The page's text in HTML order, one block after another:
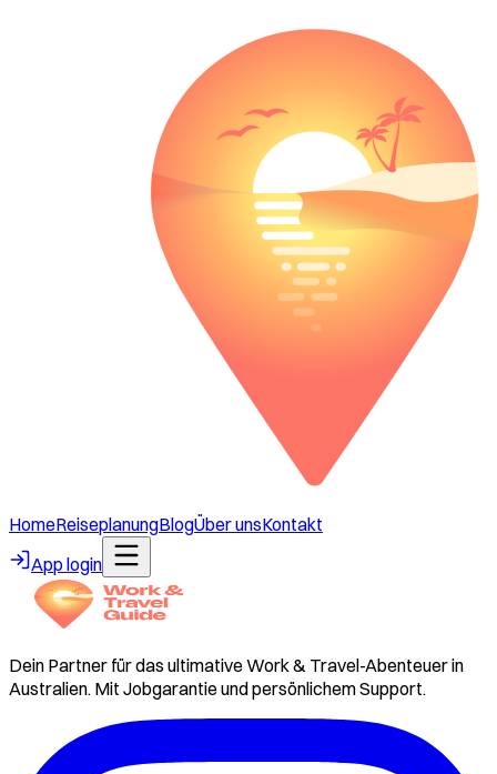
HomeReiseplanungBlogÜber unsKontakt
App login
Dein Partner für das ultimative Work & Travel-Abenteuer in
Australien. Mit Jobgarantie und persönlichem Support.